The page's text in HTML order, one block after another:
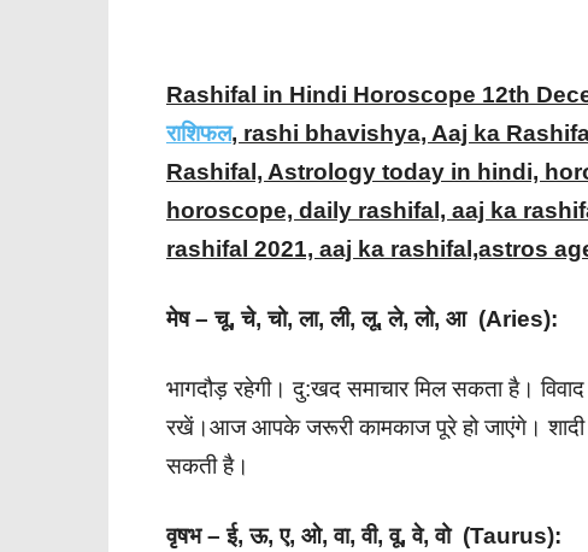
Rashifal in Hindi Horoscope 12th
राशिफल, rashi bhavishya, Aaj ka
Rashifal, Astrology today in hindi,
horoscope, daily rashifal, aaj ka
rashifal 2021, aaj ka rashifal,astros
मेष – चू, चे, चो, ला, ली, लू, ले, लो, आ (Aries):
भागदौड़ रहेगी। दु:खद समाचार मिल सकता है।
रखें।आज आपके जरूरी कामकाज पूरे हो जाएंगे।
सकती है।
वृषभ – ई, ऊ, ए, ओ, वा, वी, वू, वे, वो (Taurus):